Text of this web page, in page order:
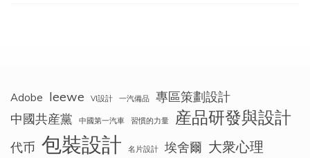
from
1916-
1922）
Adobe leewe VI設計 一汽備品
專區策劃設計
中國共産黨
中國第一汽車 習慣的力量 産品研發與設計
代币 包裝設計 名片設計 埃舍爾 大衆心理